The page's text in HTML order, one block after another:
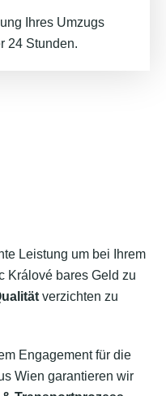
Ihres Umzugs
24 Stunden.
Leistung um bei Ihrem
Králové bares Geld zu
verzichten zu
Engagement für die
Wien garantieren wir